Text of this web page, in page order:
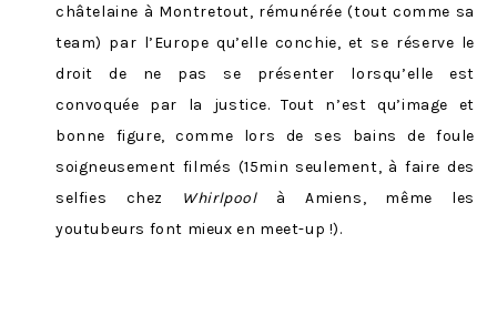
châtelaine à Montretout, rémunérée (tout comme sa
team) par l’Europe qu’elle conchie, et se réserve le
droit de ne pas se présenter lorsqu’elle est
convoquée par la justice. Tout n’est qu’image et
bonne figure, comme lors de ses bains de foule
soigneusement filmés (15min seulement, à faire des
selfies chez
Whirlpoolà Amiens, même les
youtubeurs font mieux en meet-up !).